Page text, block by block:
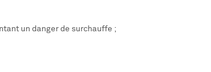
un danger de surchauffe ;